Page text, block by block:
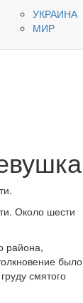
УКРАИНА
МИР
Около шести
района,
было
смятого